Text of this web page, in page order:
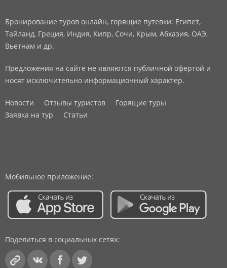
Бронирование туров онлайн, горящие путевки: Египет,
Тайланд, Греция, Индия, Кипр, Сочи, Крым, Абхазия, ОАЭ,
Вьетнам и др.
Предложения на сайте не являются публичной офертой и
носят исключительно информационный характер.
Новости Отзывы туристов
Горящие туры
Заявка на тур
Статьи
Мобильное приложение:
Поделиться в социальных сетях: